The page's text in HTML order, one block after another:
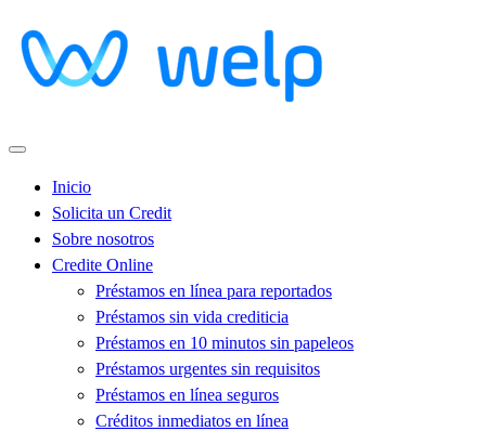
Inicio
Solicita un Credit
Sobre nosotros
Credite Online
Préstamos en línea para reportados
Préstamos sin vida crediticia
Préstamos en 10 minutos sin papeleos
Préstamos urgentes sin requisitos
Préstamos en línea seguros
Créditos inmediatos en línea